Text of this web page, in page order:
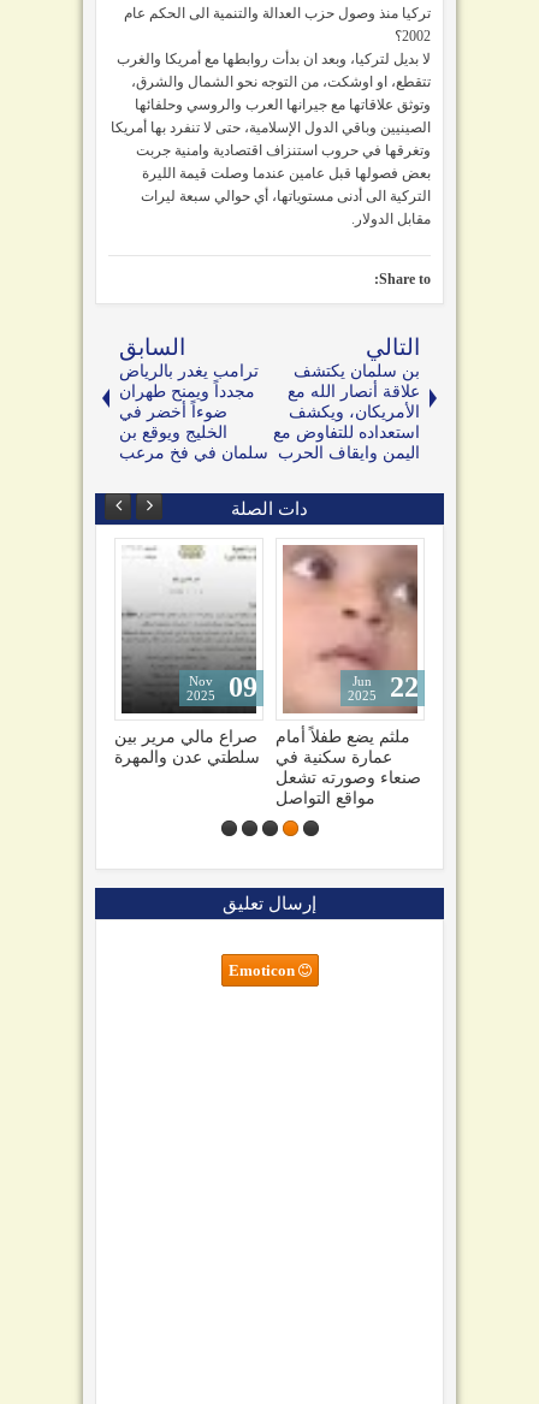
تركيا منذ وصول حزب العدالة والتنمية الى الحكم عام
2002؟
لا بديل لتركيا، وبعد ان بدأت روابطها مع أمريكا والغرب
تتقطع، او اوشكت، من التوجه نحو الشمال والشرق،
وتوثق علاقاتها مع جيرانها العرب والروسي وحلفائها
الصينيين وباقي الدول الإسلامية، حتى لا تنفرد بها أمريكا
وتغرقها في حروب استنزاف اقتصادية وامنية جربت
بعض فصولها قبل عامين عندما وصلت قيمة الليرة
التركية الى أدنى مستوياتها، أي حوالي سبعة ليرات
مقابل الدولار.
Share to:
التالي
بن سلمان يكتشف
علاقة أنصار الله مع
الأمريكان، ويكشف
استعداده للتفاوض مع
اليمن وايقاف الحرب
السابق
ترامب يغدر بالرياض
مجدداً ويمنح طهران
ضوءاً أخضر في
الخليج ويوقع بن
سلمان في فخ مرعب
دات الصلة
صراع مالي مرير بين
سلطتي عدن والمهرة
09
ملثم يضع طفلاً أمام
عمارة سكنية في
صنعاء وصورته تشعل
22
Jun
2025
شاهد لحظة سقوط
وتحطم طائرة ومقتل
جميع ركابها
Jan
2023
إرسال تعليق
Emoticon